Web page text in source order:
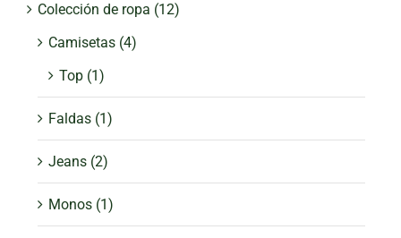
Colección de ropa (12)
Camisetas (4)
Top (1)
Faldas (1)
Jeans (2)
Monos (1)